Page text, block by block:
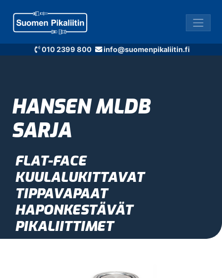
010 2399 800 info@suomenpikaliitin.fi
HANSEN MLDB
SARJA
FLAT-FACE
KUULALUKITTAVAT
TIPPAVAPAAT
HAPONKESTÄVÄT
PIKALIITTIMET